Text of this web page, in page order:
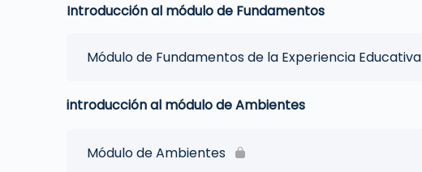
Introducción al módulo de Fundamentos
Módulo de Fundamentos de la Experiencia Educativa
introducción al módulo de Ambientes
Módulo de Ambientes